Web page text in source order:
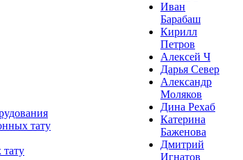
тату
Иван
Барабаш
Кирилл
Петров
Алексей Ч
Дарья Север
Александр
Моляков
Дина Рехаб
Катерина
Баженова
Дмитрий
Игнатов